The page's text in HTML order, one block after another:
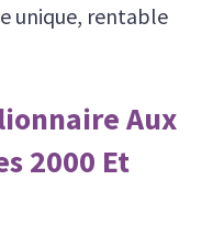
unique, rentable
Aux
2000 Et